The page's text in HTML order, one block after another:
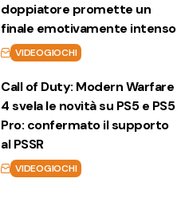
doppiatore promette un
finale emotivamente intenso
VIDEOGIOCHI
Call of Duty: Modern Warfare
4 svela le novità su PS5 e PS5
Pro: confermato il supporto
al PSSR
VIDEOGIOCHI